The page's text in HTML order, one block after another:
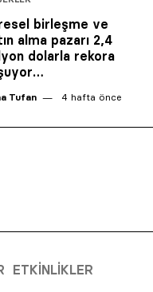
birleşme ve
alma pazarı 2,4
dolarla rekora
Tufan 4 hafta önce
ETKINLIKLER